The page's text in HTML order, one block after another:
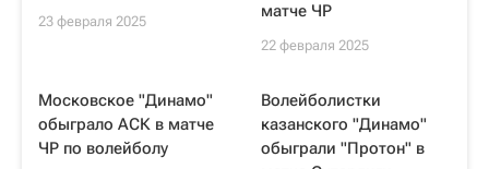
23 февраля 2025
матче ЧР
22 февраля 2025
Московское "Динамо"
обыграло АСК в матче
ЧР по волейболу
Волейболистки
казанского "Динамо"
обыграли "Протон" в